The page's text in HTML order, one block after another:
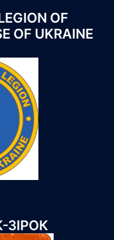
OF
OF UKRAINE
ЗІРОК